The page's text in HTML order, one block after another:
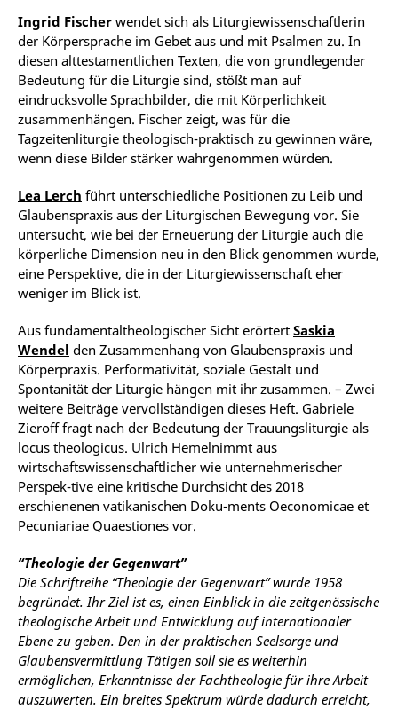
Ingrid Fischer wendet sich als Liturgiewissenschaftlerin
der Körpersprache im Gebet aus und mit Psalmen zu. In
diesen alttestamentlichen Texten, die von grundlegender
Bedeutung für die Liturgie sind, stößt man auf
eindrucksvolle Sprachbilder, die mit Körperlichkeit
zusammenhängen. Fischer zeigt, was für die
Tagzeitenliturgie theologisch-praktisch zu gewinnen wäre,
wenn diese Bilder stärker wahrgenommen würden.
Lea Lerch führt unterschiedliche Positionen zu Leib und
Glaubenspraxis aus der Liturgischen Bewegung vor. Sie
untersucht, wie bei der Erneuerung der Liturgie auch die
körperliche Dimension neu in den Blick genommen wurde,
eine Perspektive, die in der Liturgiewissenschaft eher
weniger im Blick ist.
Aus fundamentaltheologischer Sicht erörtert Saskia
Wendel den Zusammenhang von Glaubenspraxis und
Körperpraxis. Performativität, soziale Gestalt und
Spontanität der Liturgie hängen mit ihr zusammen. – Zwei
weitere Beiträge vervollständigen dieses Heft. Gabriele
Zieroff fragt nach der Bedeutung der Trauungsliturgie als
locus theologicus. Ulrich Hemelnimmt aus
wirtschaftswissenschaftlicher wie unternehmerischer
Perspek-tive eine kritische Durchsicht des 2018
erschienenen vatikanischen Doku-ments Oeconomicae et
Pecuniariae Quaestiones vor.
“Theologie der Gegenwart”
Die Schriftreihe “Theologie der Gegenwart” wurde 1958
begründet. Ihr Ziel ist es, einen Einblick in die zeitgenössische
theologische Arbeit und Entwicklung auf internationaler
Ebene zu geben. Den in der praktischen Seelsorge und
Glaubensvermittlung Tätigen soll sie es weiterhin
ermöglichen, Erkenntnisse der Fachtheologie für ihre Arbeit
auszuwerten. Ein breites Spektrum würde dadurch erreicht,